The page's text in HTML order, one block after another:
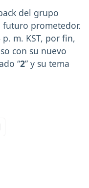
del grupo
prometedor.
m. KST, por fin,
con su nuevo
“2” y su tema